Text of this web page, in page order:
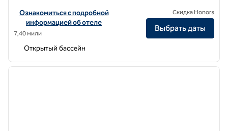
Посмотреть информацию об отеле Hilton Los Angeles North/
Ознакомиться с подробной
информацией об отеле
7,40 мили
Скидка Honors
Выбрать даты
Открытый бассейн
1 из 12